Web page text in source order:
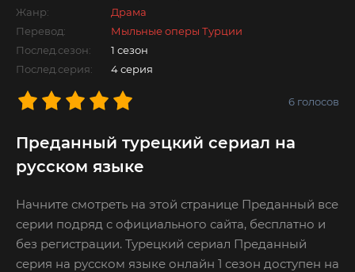
Жанр:
Драма
Перевод:
Мыльные оперы Турции
Послед.сезон:
1 сезон
Послед.серия:
4 серия
6 голосов
Преданный турецкий сериал на
русском языке
Начните смотреть на этой странице Преданный все
серии подряд с официального сайта, бесплатно и
без регистрации. Турецкий сериал Преданный
серия на русском языке онлайн 1 сезон доступен на